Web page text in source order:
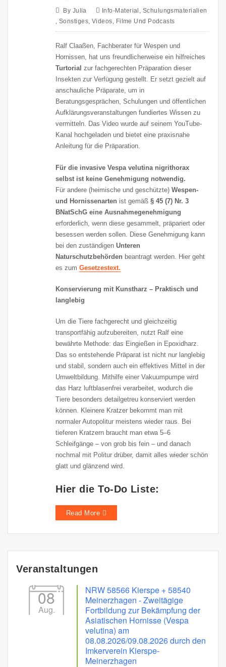
By Julia Info-Material , Schulungsmaterialien
,Sonstiges, Videos, Filme Und Podcasts
Ralf Claaßen, Fachberater für Wespen und
Hornissen, hat uns freundlicherweise ein hilfreiches
Turtorial zur fachgerechten Präparation dieser
Insekten zur Verfügung gestellt. Er setzt gezielt auf
anschauliche Präparate, um in
Beratungsgesprächen, Schulungen und öffentlichen
Aufklärungsveranstaltungen fundiertes Wissen zu
vermitteln. Das Video wurde auf seinem YouTube-
Kanal hochgeladen und bietet eine praxisnahe
Anleitung für die Präparation.
Für die invasive Vespa velutina nigrithorax
selbst ist keine Genehmigung notwendig.
Für andere (heimische und geschützte)Wespen-
und Hornissenarten ist gemäß§ 45 (7) Nr. 3
BNatSchG eine Ausnahmegenehmigung
erforderlich, wenn diese gesammelt, präpariert oder
besessen werden sollen. Diese Genehmigung kann
bei den zuständigenUnteren
Naturschutzbehörden beantragt werden. Hier geht
es zumGesetzestext.
Konservierung mit Kunstharz – Praktisch und
langlebig
Um die Tiere fachgerecht und gleichzeitig
transportfähig aufzubereiten, nutzt Ralf eine
bewährte Methode: das Eingießen in Epoxidharz.
Das so entstehende Präparat ist nicht nur langlebig
und stabil, sondern auch ein effektives Mittel in der
Umweltbildung. Mithilfe einer Vakuumpumpe wird
das Harz luftblasenfrei verarbeitet, wodurch die
Tiere besonders detailgetreu konserviert werden
können. Kleinere Kratzer bekommt man mit
normaler Autopolitur meistens wieder raus. Bei
tieferen Kratzern braucht man etwa 5–6
Schleifgänge – von grob bis fein – und danach
nochmal mit Politur drüber, damit alles wieder schön
glatt und glänzend wird.
Hier die To-Do Liste:
Read More
Veranstaltungen
08
Aug.
NRW 58566 Kierspe + 58540
Meinerzhagen - Zweitägige
Fortbildung zur Bekämpfung der
Asiatischen Hornisse (Vespa
velutina) am
08.08.2026/09.08.2026 durch den
Imkerverein Kierspe-
Meinerzhagen